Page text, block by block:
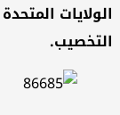
الولايات
التخصيب.